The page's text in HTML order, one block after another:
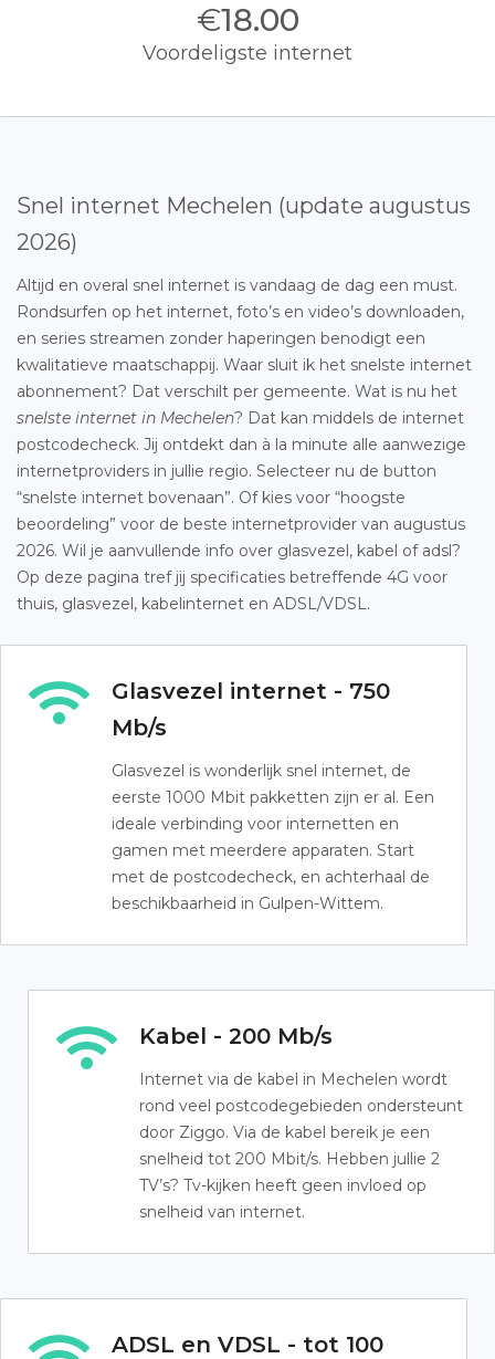
€18.00
Voordeligste internet
Snel internet Mechelen (update augustus
2026)
Altijd en overal snel internet is vandaag de dag een must.
Rondsurfen op het internet, foto’s en video’s downloaden,
en series streamen zonder haperingen benodigt een
kwalitatieve maatschappij. Waar sluit ik het snelste internet
abonnement? Dat verschilt per gemeente. Wat is nu het
snelste internet in Mechelen? Dat kan middels de internet
postcodecheck. Jij ontdekt dan à la minute alle aanwezige
internetproviders in jullie regio. Selecteer nu de button
“snelste internet bovenaan”. Of kies voor “hoogste
beoordeling” voor de beste internetprovider van augustus
2026. Wil je aanvullende info over glasvezel, kabel of adsl?
Op deze pagina tref jij specificaties betreffende 4G voor
thuis, glasvezel, kabelinternet en ADSL/VDSL.
Glasvezel internet - 750
Mb/s
Glasvezel is wonderlijk snel internet, de
eerste 1000 Mbit pakketten zijn er al. Een
ideale verbinding voor internetten en
gamen met meerdere apparaten. Start
met de postcodecheck, en achterhaal de
beschikbaarheid in Gulpen-Wittem.
Kabel - 200 Mb/s
Internet via de kabel in Mechelen wordt
rond veel postcodegebieden ondersteunt
door Ziggo. Via de kabel bereik je een
snelheid tot 200 Mbit/s. Hebben jullie 2
TV’s? Tv-kijken heeft geen invloed op
snelheid van internet.
ADSL en VDSL - tot 100